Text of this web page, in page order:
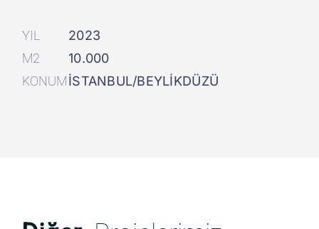
YIL
2023
M2
10.000
KONUMİSTANBUL/BEYLİKDÜZÜ